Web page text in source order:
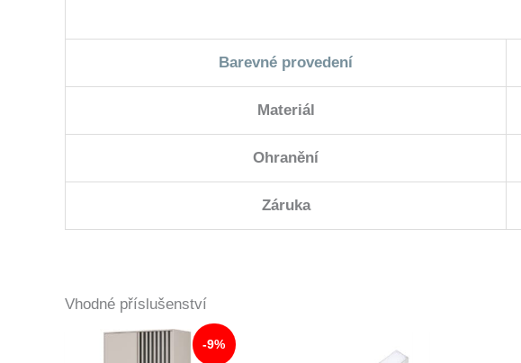
Barevné provedení
Materiál
Ohranění
Záruka
Vhodné příslušenství
-9%